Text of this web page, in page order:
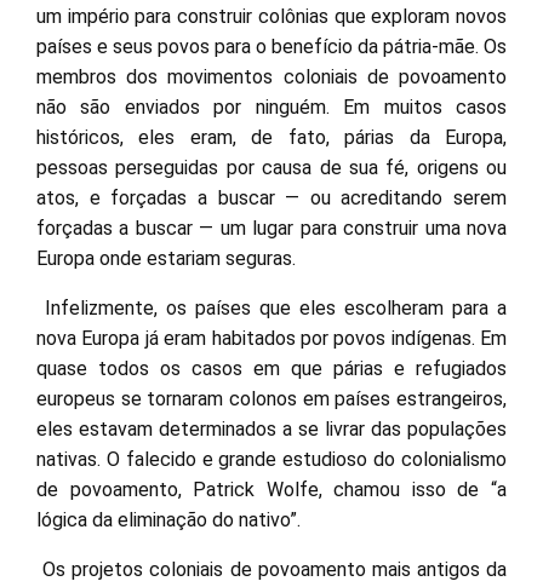
um império para construir colônias que exploram novos
países e seus povos para o benefício da pátria-mãe. Os
membros dos movimentos coloniais de povoamento
não são enviados por ninguém. Em muitos casos
históricos, eles eram, de fato, párias da Europa,
pessoas perseguidas por causa de sua fé, origens ou
atos, e forçadas a buscar — ou acreditando serem
forçadas a buscar — um lugar para construir uma nova
Europa onde estariam seguras.
Infelizmente, os países que eles escolheram para a
nova Europa já eram habitados por povos indígenas. Em
quase todos os casos em que párias e refugiados
europeus se tornaram colonos em países estrangeiros,
eles estavam determinados a se livrar das populações
nativas. O falecido e grande estudioso do colonialismo
de povoamento, Patrick Wolfe, chamou isso de “a
lógica da eliminação do nativo”.
Os projetos coloniais de povoamento mais antigos da